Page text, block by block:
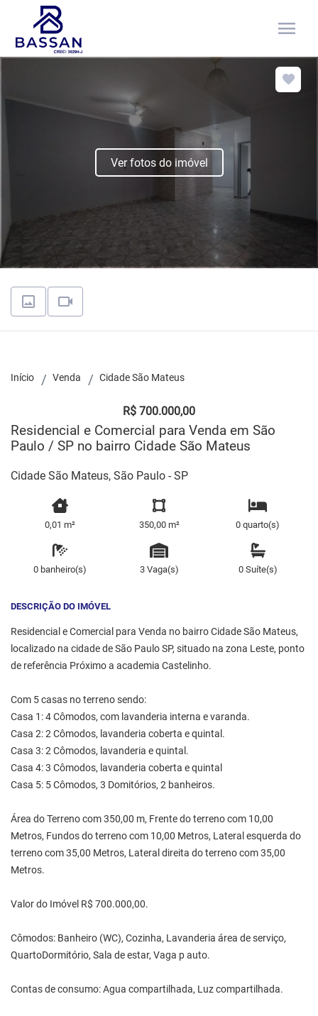
menu
Ver fotos do imóvel
Início Venda Cidade São Mateus
R$ 700.000,00
Residencial e Comercial para Venda em São
Paulo / SP no bairro Cidade São Mateus
Cidade São Mateus, São Paulo - SP
0,01 m² 350,00 m² 0 quarto(s)
0 banheiro(s) 3 Vaga(s) 0 Suíte(s)
DESCRIÇÃO DO IMÓVEL
Residencial e Comercial para Venda no bairro Cidade São Mateus,
localizado na cidade de São Paulo SP, situado na zona Leste, ponto
de referência Próximo a academia Castelinho.
Com 5 casas no terreno sendo:
Casa 1: 4 Cômodos, com lavanderia interna e varanda.
Casa 2: 2 Cômodos, lavanderia coberta e quintal.
Casa 3: 2 Cômodos, lavanderia e quintal.
Casa 4: 3 Cômodos, lavanderia coberta e quintal
Casa 5: 5 Cômodos, 3 Domitórios, 2 banheiros.
Área do Terreno com 350,00 m, Frente do terreno com 10,00
Metros, Fundos do terreno com 10,00 Metros, Lateral esquerda do
terreno com 35,00 Metros, Lateral direita do terreno com 35,00
Metros.
Valor do Imóvel R$ 700.000,00.
Cômodos: Banheiro (WC), Cozinha, Lavanderia área de serviço,
QuartoDormitório, Sala de estar, Vaga p auto.
Contas de consumo: Agua compartilhada, Luz compartilhada.